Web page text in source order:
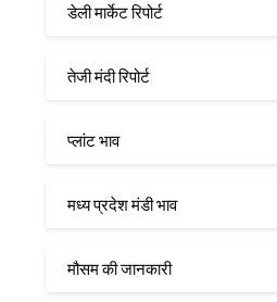
डेली मार्केट रिपोर्ट
तेजी मंदी रिपोर्ट
प्लांट भाव
मध्य प्रदेश मंडी भाव
मौसम की जानकारी